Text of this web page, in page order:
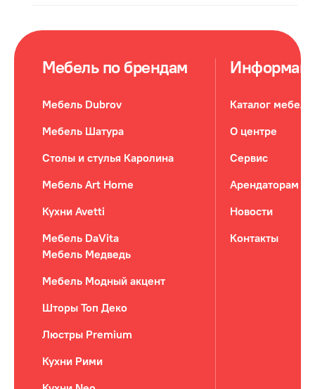
Мебель по брендам
Мебель Dubrov
Мебель Шатура
Столы и стулья Каролина
Мебель Art Home
Кухни Avetti
Мебель DaVita
Мебель Медведь
Мебель Модный акцент
Шторы Топ Деко
Люстры Premium
Кухни Рими
Каталог мебели
О центре
Сервис
Арендаторам
Новости
Контакты